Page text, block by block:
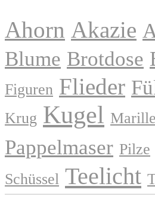
Ahorn Akazie
Blume Brotdose
Figuren Flieder
Krug Kugel Marille
Pappelmaser Pilze
Schüssel Teelicht